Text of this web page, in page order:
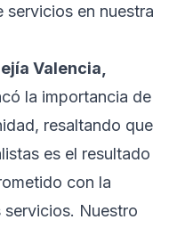
servicios en nuestra
Valencia,
la importancia de
resaltando que
es el resultado
con la
Nuestro